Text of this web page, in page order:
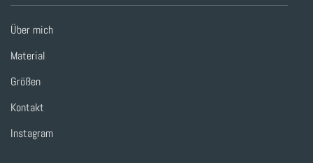
Über mich
Material
Größen
Kontakt
Instagram